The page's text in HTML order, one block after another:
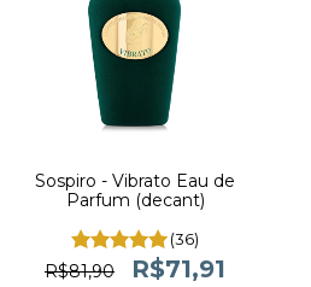
Sospiro - Vibrato Eau de
Parfum (decant)
(36)
R$81,90 R$71,91